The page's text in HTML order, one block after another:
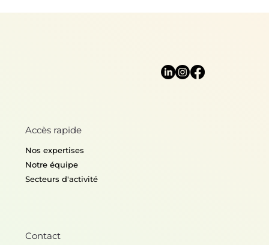
Accès rapide
Nos expertises
Notre équipe
Secteurs d'activité
Contact